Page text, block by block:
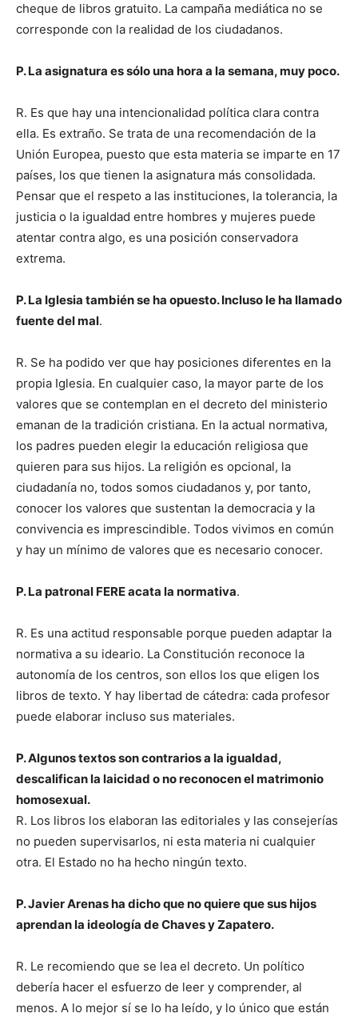
cheque de libros gratuito. La campaña mediática no se
corresponde con la realidad de los ciudadanos.
P. La asignatura es sólo una hora a la semana, muy poco.
R. Es que hay una intencionalidad política clara contra
ella. Es extraño. Se trata de una recomendación de la
Unión Europea, puesto que esta materia se imparte en 17
países, los que tienen la asignatura más consolidada.
Pensar que el respeto a las instituciones, la tolerancia, la
justicia o la igualdad entre hombres y mujeres puede
atentar contra algo, es una posición conservadora
extrema.
P. La Iglesia también se ha opuesto. Incluso le ha llamado
fuente del mal.
R. Se ha podido ver que hay posiciones diferentes en la
propia Iglesia. En cualquier caso, la mayor parte de los
valores que se contemplan en el decreto del ministerio
emanan de la tradición cristiana. En la actual normativa,
los padres pueden elegir la educación religiosa que
quieren para sus hijos. La religión es opcional, la
ciudadanía no, todos somos ciudadanos y, por tanto,
conocer los valores que sustentan la democracia y la
convivencia es imprescindible. Todos vivimos en común
y hay un mínimo de valores que es necesario conocer.
P. La patronal FERE acata la normativa.
R. Es una actitud responsable porque pueden adaptar la
normativa a su ideario. La Constitución reconoce la
autonomía de los centros, son ellos los que eligen los
libros de texto. Y hay libertad de cátedra: cada profesor
puede elaborar incluso sus materiales.
P. Algunos textos son contrarios a la igualdad,
descalifican la laicidad o no reconocen el matrimonio
homosexual.
R. Los libros los elaboran las editoriales y las consejerías
no pueden supervisarlos, ni esta materia ni cualquier
otra. El Estado no ha hecho ningún texto.
P. Javier Arenas ha dicho que no quiere que sus hijos
aprendan la ideología de Chaves y Zapatero.
R. Le recomiendo que se lea el decreto. Un político
debería hacer el esfuerzo de leer y comprender, al
menos. A lo mejor sí se lo ha leído, y lo único que están